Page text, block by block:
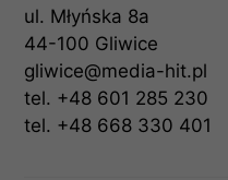
ul. Młyńska 8a
44-100 Gliwice
gliwice@media-hit.pl
tel. +48 601 285 230
tel. +48 668 330 401